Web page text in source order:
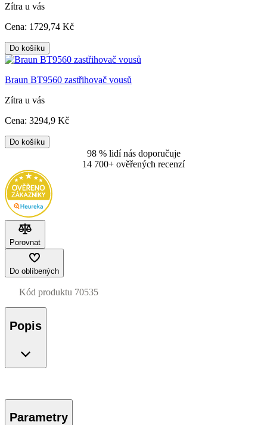
Zítra u vás
Cena: 1729,74 Kč
Do košíku
Braun BT9560 zastřihovač vousů
Zítra u vás
Cena: 3294,9 Kč
Do košíku
98 % lidí nás doporučuje
14 700+ ověřených recenzí
Porovnat
Do oblíbených
Kód produktu 70535
Popis
Parametry